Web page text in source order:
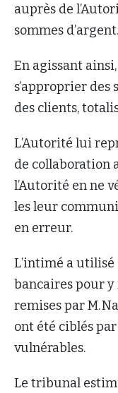
auprès de
sommes d’argent.
En agissant
s’approprier
des clients,
L’Autorité lui
de collaboration
l’Autorité en ne
les leur
en erreur.
L’intimé a
bancaires pour
remises par M.
ont été ciblés
vulnérables.
Le tribunal